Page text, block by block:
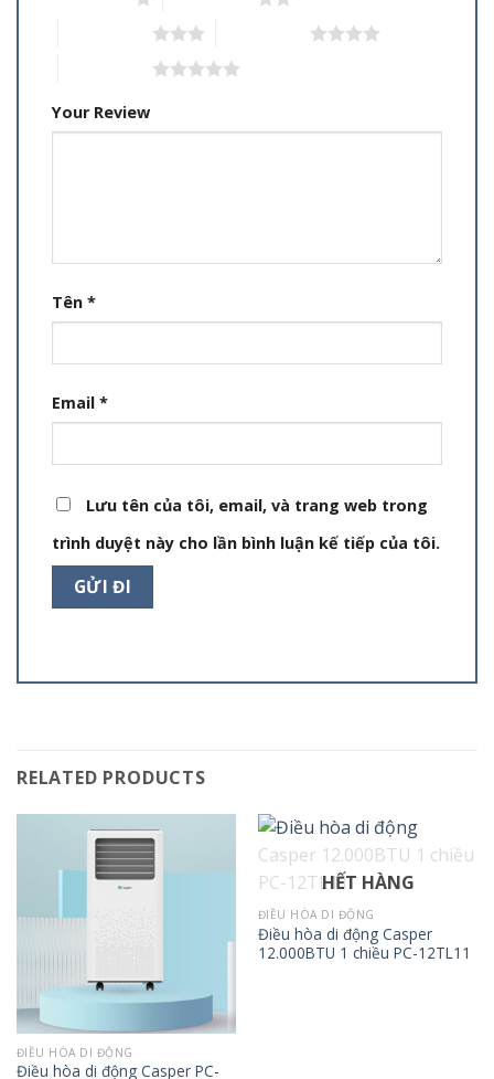
Your Review
Tên *
Email *
Lưu tên của tôi, email, và trang web trong
trình duyệt này cho lần bình luận kế tiếp của tôi.
RELATED PRODUCTS
ĐIỀU HÒA DI ĐỘNG
Điều hòa di động Casper PC-
HẾT HÀNG
ĐIỀU HÒA DI ĐỘNG
Điều hòa di động Casper
12.000BTU 1 chiều PC-12TL11